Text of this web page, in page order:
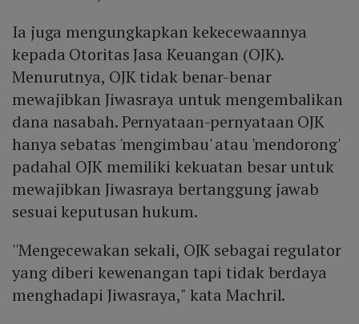
Ia juga mengungkapkan kekecewaannya
kepada Otoritas Jasa Keuangan (OJK).
Menurutnya, OJK tidak benar-benar
mewajibkan Jiwasraya untuk mengembalikan
dana nasabah. Pernyataan-pernyataan OJK
hanya sebatas 'mengimbau' atau 'mendorong'
padahal OJK memiliki kekuatan besar untuk
mewajibkan Jiwasraya bertanggung jawab
sesuai keputusan hukum.
''Mengecewakan sekali, OJK sebagai regulator
yang diberi kewenangan tapi tidak berdaya
menghadapi Jiwasraya," kata Machril.